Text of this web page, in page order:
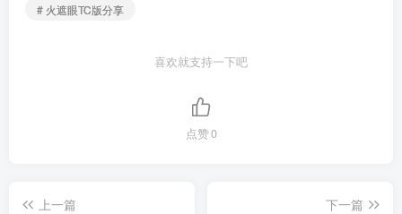
# 火遮眼TC版分享
喜欢就支持一下吧
点赞0
上一篇
下一篇